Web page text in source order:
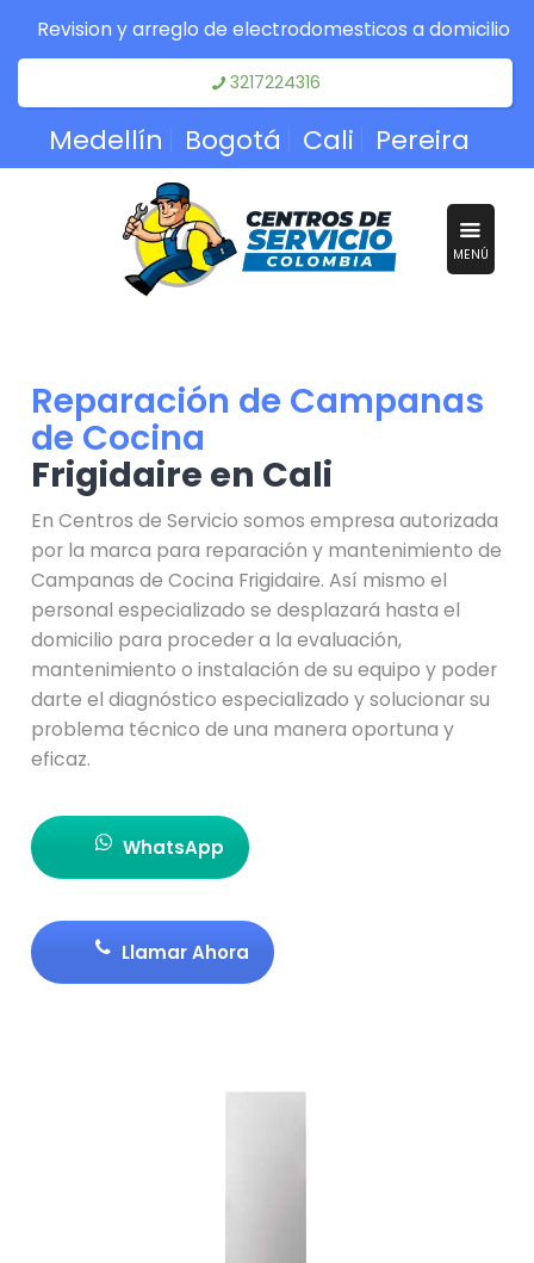
Revision y arreglo de electrodomesticos a domicilio
3217224316
Medellín Bogotá Cali Pereira
MENÚ
Reparación de Campanas
de Cocina
Frigidaire en Cali
En Centros de Servicio somos empresa autorizada
por la marca para reparación y mantenimiento de
Campanas de Cocina Frigidaire. Así mismo el
personal especializado se desplazará hasta el
domicilio para proceder a la evaluación,
mantenimiento o instalación de su equipo y poder
darte el diagnóstico especializado y solucionar su
problema técnico de una manera oportuna y
eficaz.
WhatsApp
Llamar Ahora